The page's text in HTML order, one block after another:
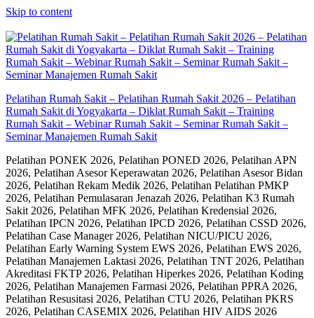
Skip to content
Pelatihan Rumah Sakit – Pelatihan Rumah Sakit 2026 – Pelatihan
Rumah Sakit di Yogyakarta – Diklat Rumah Sakit – Training
Rumah Sakit – Webinar Rumah Sakit – Seminar Rumah Sakit –
Seminar Manajemen Rumah Sakit
Pelatihan PONEK 2026, Pelatihan PONED 2026, Pelatihan APN
2026, Pelatihan Asesor Keperawatan 2026, Pelatihan Asesor Bidan
2026, Pelatihan Rekam Medik 2026, Pelatihan Pelatihan PMKP
2026, Pelatihan Pemulasaran Jenazah 2026, Pelatihan K3 Rumah
Sakit 2026, Pelatihan MFK 2026, Pelatihan Kredensial 2026,
Pelatihan IPCN 2026, Pelatihan IPCD 2026, Pelatihan CSSD 2026,
Pelatihan Case Manager 2026, Pelatihan NICU/PICU 2026,
Pelatihan Early Warning System EWS 2026, Pelatihan EWS 2026,
Pelatihan Manajemen Laktasi 2026, Pelatihan TNT 2026, Pelatihan
Akreditasi FKTP 2026, Pelatihan Hiperkes 2026, Pelatihan Koding
2026, Pelatihan Manajemen Farmasi 2026, Pelatihan PPRA 2026,
Pelatihan Resusitasi 2026, Pelatihan CTU 2026, Pelatihan PKRS
2026, Pelatihan CASEMIX 2026, Pelatihan HIV AIDS 2026